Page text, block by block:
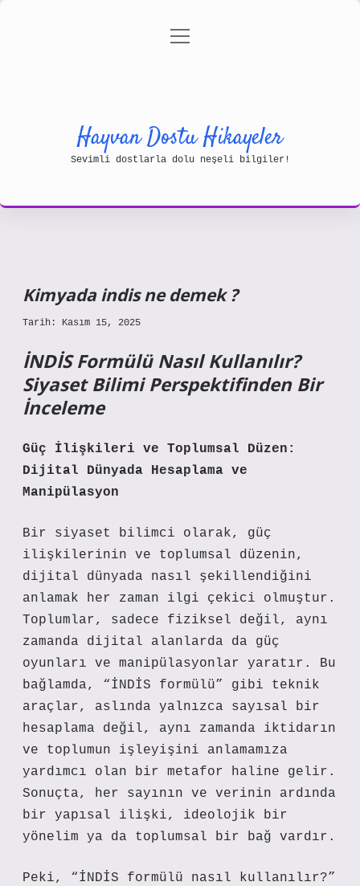
Gizlilik Politikası
menüyü
Hayvan Dostu Hikayeler
Sevimli dostlarla dolu neşeli bilgiler!
Kimyada indis ne demek ?
Tarih: Kasım 15, 2025
İNDİS Formülü Nasıl Kullanılır?
Siyaset Bilimi Perspektifinden Bir
İnceleme
Güç İlişkileri ve Toplumsal Düzen:
Dijital Dünyada Hesaplama ve
Manipülasyon
Bir siyaset bilimci olarak, güç
ilişkilerinin ve toplumsal düzenin,
dijital dünyada nasıl şekillendiğini
anlamak her zaman ilgi çekici olmuştur.
Toplumlar, sadece fiziksel değil, aynı
zamanda dijital alanlarda da güç
oyunları ve manipülasyonlar yaratır. Bu
bağlamda, “İNDİS formülü” gibi teknik
araçlar, aslında yalnızca sayısal bir
hesaplama değil, aynı zamanda iktidarın
ve toplumun işleyişini anlamamıza
yardımcı olan bir metafor haline gelir.
Sonuçta, her sayının ve verinin ardında
bir yapısal ilişki, ideolojik bir
yönelim ya da toplumsal bir bağ vardır.
Peki, “İNDİS formülü nasıl kullanılır?”